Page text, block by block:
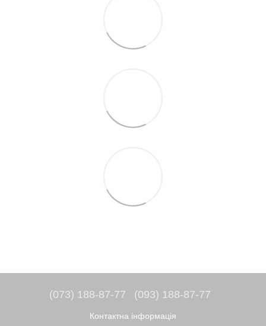
(073) 188-87-77 (093) 188-87-77
Контактна інформація